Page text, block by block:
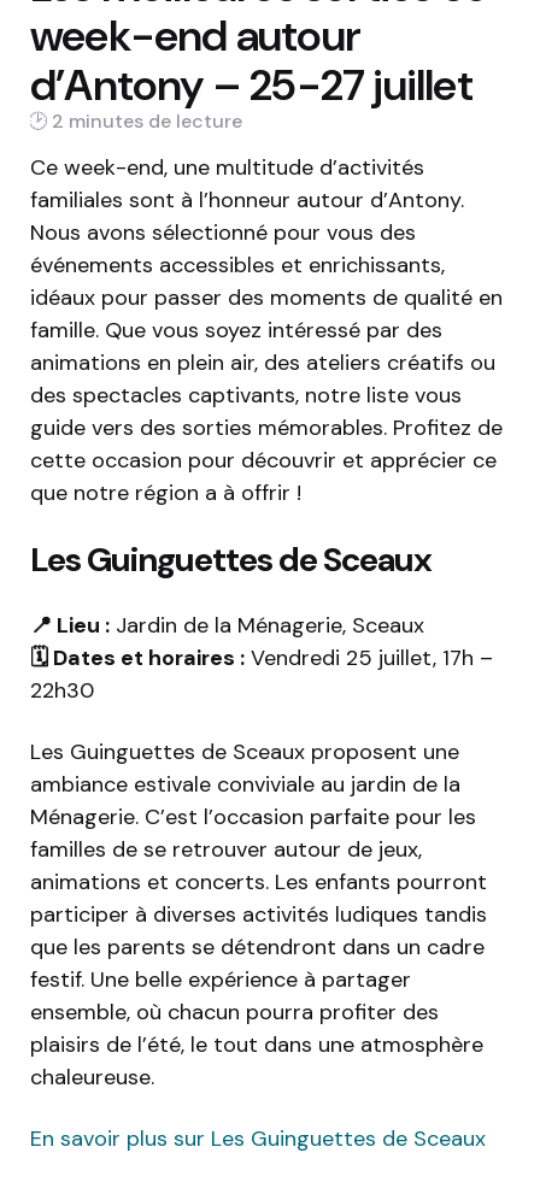
week-end autour
d’Antony – 25-27 juillet
2 min
Ce week-end, une multitude d’activités
familiales sont à l’honneur autour d’Antony.
Nous avons sélectionné pour vous des
événements accessibles et enrichissants,
idéaux pour passer des moments de qualité en
famille. Que vous soyez intéressé par des
animations en plein air, des ateliers créatifs ou
des spectacles captivants, notre liste vous
guide vers des sorties mémorables. Profitez de
cette occasion pour découvrir et apprécier ce
que notre région a à offrir !
Les Guinguettes de Sceaux
📍 Lieu : Jardin de la Ménagerie, Sceaux
🗓️ Dates et horaires : Vendredi 25 juillet, 17h –
22h30
Les Guinguettes de Sceaux proposent une
ambiance estivale conviviale au jardin de la
Ménagerie. C’est l’occasion parfaite pour les
familles de se retrouver autour de jeux,
animations et concerts. Les enfants pourront
participer à diverses activités ludiques tandis
que les parents se détendront dans un cadre
festif. Une belle expérience à partager
ensemble, où chacun pourra profiter des
plaisirs de l’été, le tout dans une atmosphère
chaleureuse.
En savoir plus sur Les Guinguettes de Sceaux